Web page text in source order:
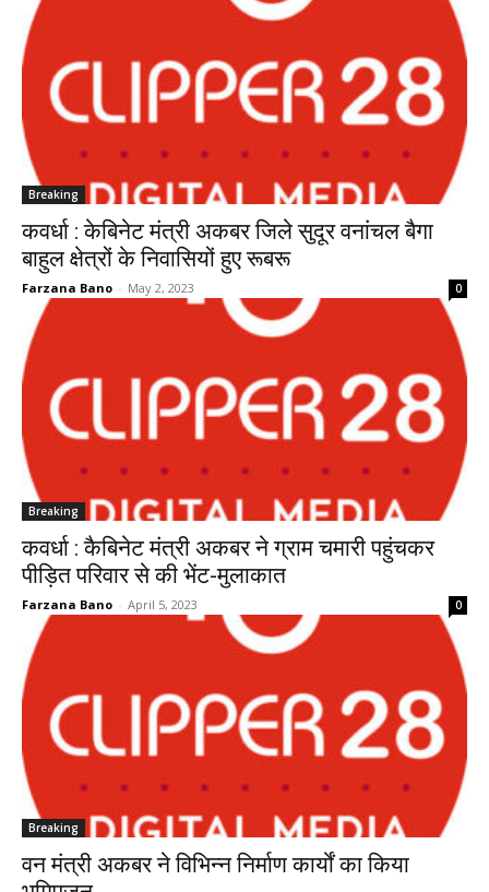
Breaking
कवर्धा : केबिनेट मंत्री अकबर जिले सुदूर वनांचल बैगा
बाहुल क्षेत्रों के निवासियों हुए रूबरू
Farzana Bano - May 2, 2023 0
Breaking
कवर्धा : कैबिनेट मंत्री अकबर ने ग्राम चमारी पहुंचकर
पीड़ित परिवार से की भेंट-मुलाकात
Farzana Bano - April 5, 2023 0
Breaking
वन मंत्री अकबर ने विभिन्न निर्माण कार्याें का किया